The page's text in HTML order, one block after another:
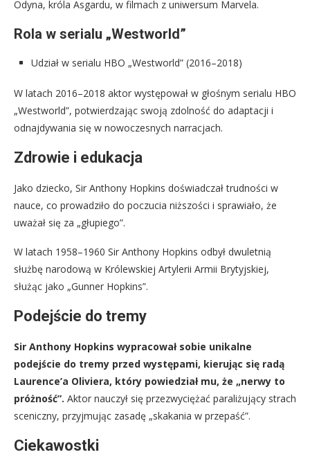
Odyna, króla Asgardu, w filmach z uniwersum Marvela.
Rola w serialu „Westworld”
Udział w serialu HBO „Westworld” (2016–2018)
W latach 2016–2018 aktor występował w głośnym serialu HBO
„Westworld”, potwierdzając swoją zdolność do adaptacji i
odnajdywania się w nowoczesnych narracjach.
Zdrowie i edukacja
Jako dziecko, Sir Anthony Hopkins doświadczał trudności w
nauce, co prowadziło do poczucia niższości i sprawiało, że
uważał się za „głupiego”.
W latach 1958–1960 Sir Anthony Hopkins odbył dwuletnią
służbę narodową w Królewskiej Artylerii Armii Brytyjskiej,
służąc jako „Gunner Hopkins”.
Podejście do tremy
Sir Anthony Hopkins wypracował sobie unikalne
podejście do tremy przed występami, kierując się radą
Laurence’a Oliviera, który powiedział mu, że „nerwy to
próżność”. Aktor nauczył się przezwyciężać paraliżujący strach
sceniczny, przyjmując zasadę „skakania w przepaść”.
Ciekawostki